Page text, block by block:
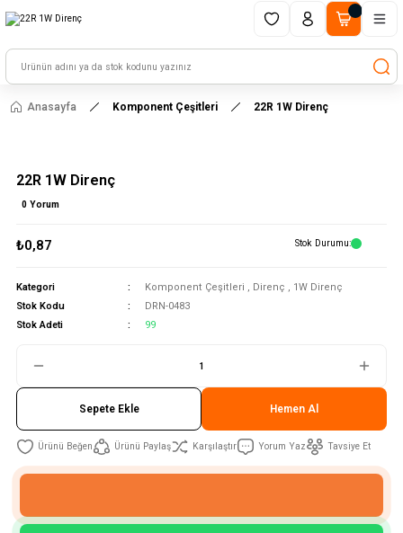
HAYAL ET - TASARLA - ÇALIŞTIR
Anasayfa Komponent Çeşitleri 22R 1W Direnç
22R 1W Direnç
0 Yorum
₺0,87 Stok Durumu
Kategori Komponent Çeşitleri , Direnç , 1W Direnç
Stok Kodu
DRN-0483
Stok Adeti
99
Sepete Ekle Hemen Al
Ürünü Paylaş Karşılaştır Yorum Yaz Tavsiye Et